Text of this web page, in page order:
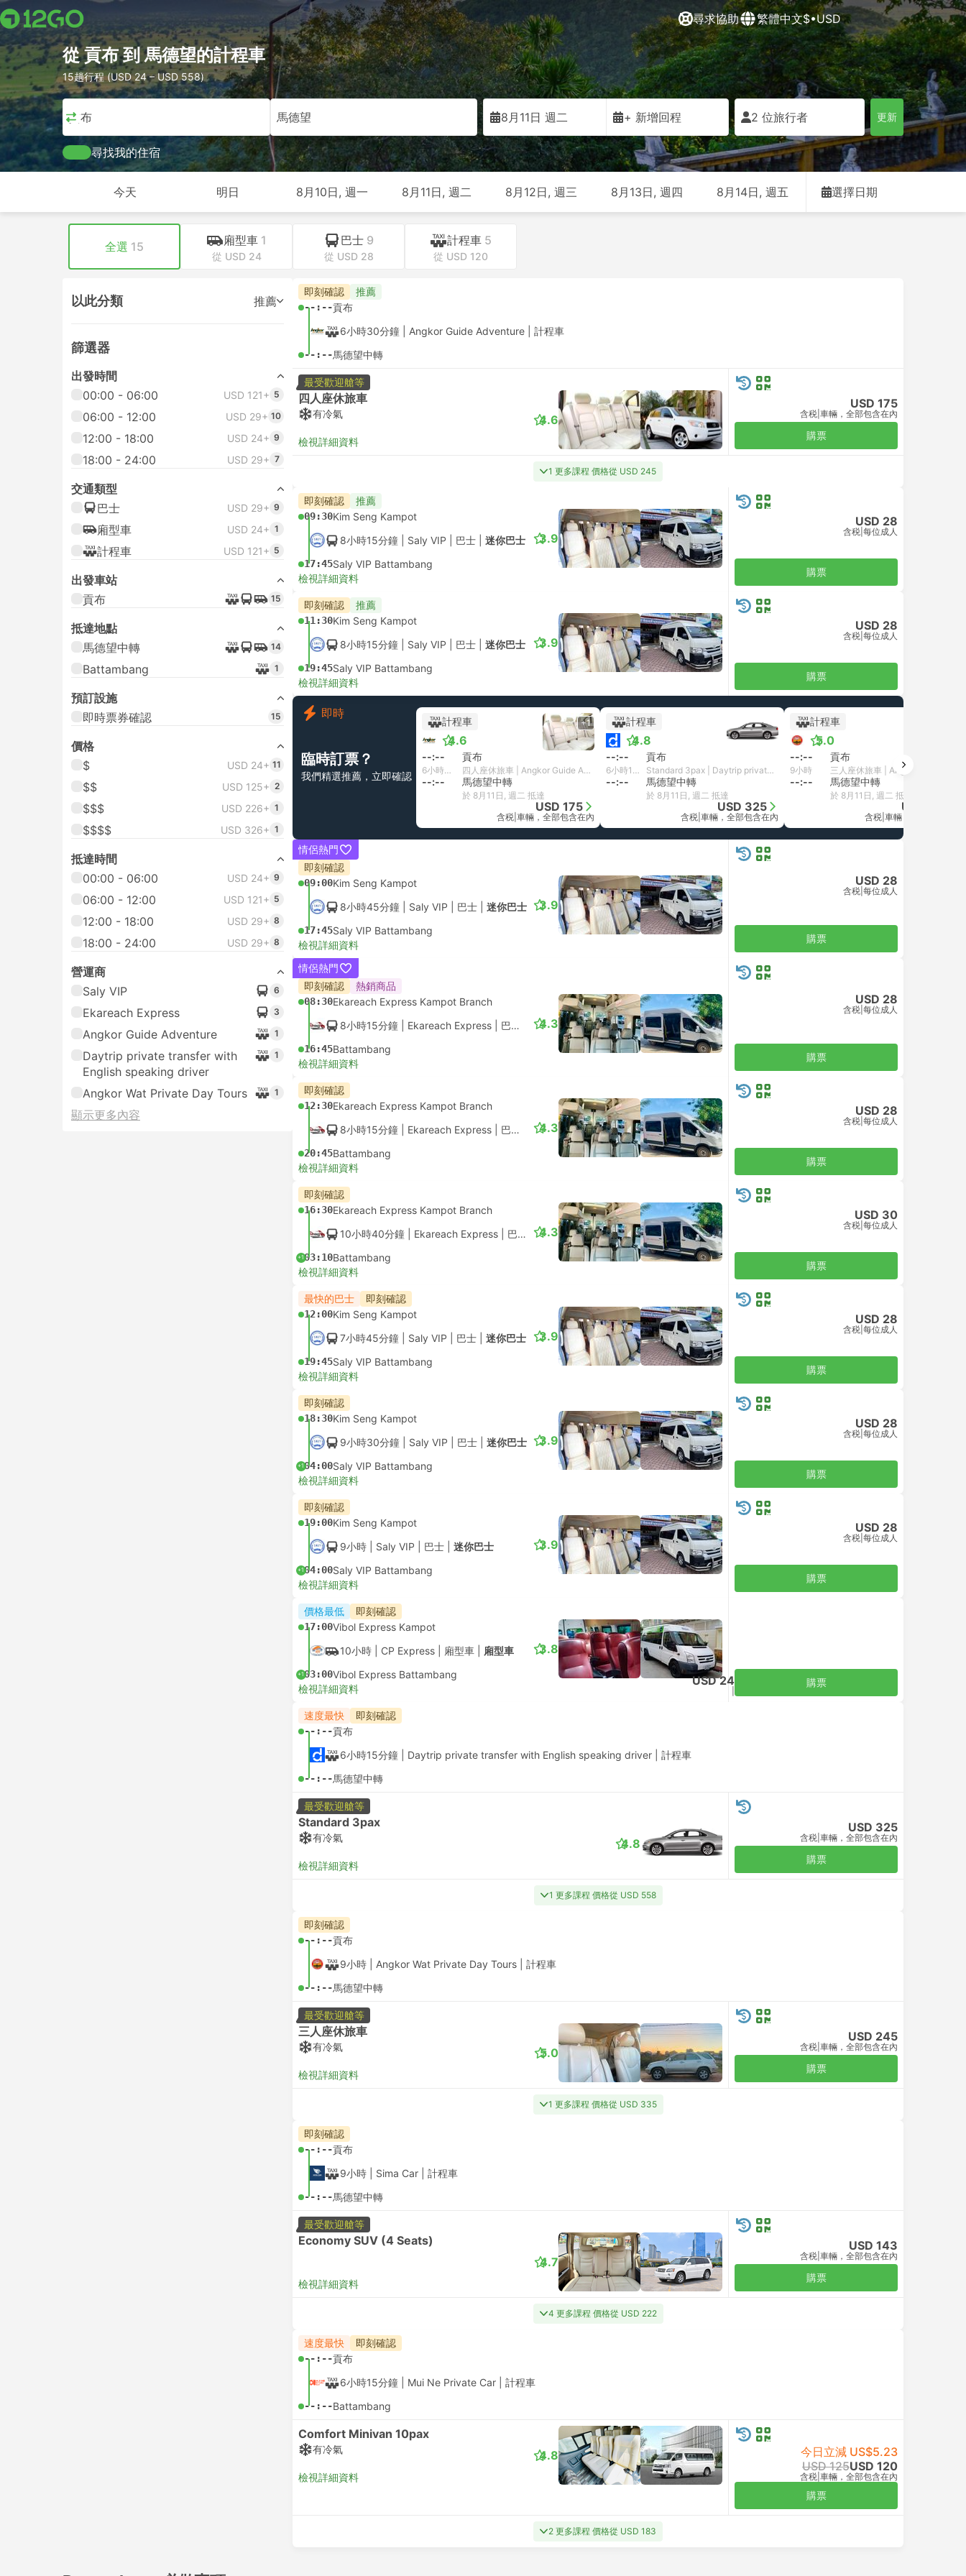
尋求協助 繁體中文$•USD
從 貢布 到 馬德望的計程車
15趟行程 (USD 24 – USD 558)
貢布 馬德望 8月11日 週二 + 新增回程 2 位旅行者 更新
尋找我的住宿
今天 明日 8月10日, 週一 8月11日, 週二 8月12日, 週三 8月13日, 週四 8月14日, 週五 選擇日期
全選 15 廂型車 1
從 USD 24
巴士 9
從 USD 28
計程車 5
從 USD 120
以此分類 推薦
篩選器
出發時間
00:00 - 06:00
USD 121+ 5
06:00 - 12:00 USD 29+ 10
12:00 - 18:00 USD 24+ 9
18:00 - 24:00 USD 29+ 7
交通類型
巴士
USD 29+ 9
廂型車 USD 24+ 1
計程車 USD 121+ 5
出發車站
貢布
15
抵達地點
馬德望中轉
14
Battambang 1
預訂設施
即時票券確認
15
價格
$
USD 24+ 11
$$ USD 125+ 2
$$$ USD 226+ 1
$$$$ USD 326+ 1
抵達時間
00:00 - 06:00
USD 24+ 9
06:00 - 12:00 USD 121+ 5
12:00 - 18:00 USD 29+ 8
18:00 - 24:00 USD 29+ 8
營運商
Saly VIP
6
Ekareach Express 3
Angkor Guide Adventure 1
Daytrip private transfer with
English speaking driver
1
Angkor Wat Private Day Tours 1
顯示更多內容
即刻確認 推薦
--:--貢布
6小時30分鐘 | Angkor Guide Adventure 計程車
--:--馬德望中轉
最受歡迎艙等
四人座休旅車
有冷氣
檢視詳細資料
4.6
USD 175
含税 車輛，全部包含在內
購票
1 更多課程 價格從 USD 245
即刻確認 推薦
09:30Kim Seng Kampot
8小時15分鐘 | Saly VIP 巴士 迷你巴士
17:45Saly VIP Battambang
3.9
檢視詳細資料
USD 28
含税 每位成人
購票
即刻確認 推薦
11:30Kim Seng Kampot
8小時15分鐘 | Saly VIP 巴士 迷你巴士
19:45Saly VIP Battambang
3.9
檢視詳細資料
USD 28
含税 每位成人
購票
即時
臨時訂票？
我們精選推薦，立即確認
計程車
4.6
+1
--:-- 貢布
6小時30分鐘 四人座休旅車 | Angkor Guide Adventure
--:-- 馬德望中轉
於 8月11日, 週二 抵達
USD 175
含税 車輛，全部包含在內
計程車
4.8
--:-- 貢布
6小時15分鐘 Standard 3pax | Daytrip private transfer with English speaking driver
--:-- 馬德望中轉
於 8月11日, 週二 抵達
USD 325
含税 車輛，全部包含在內
計程車
5.0
--:-- 貢布
9小時
--:-- 馬德望中轉
於 8月11日, 週二 抵達
USD 245
含税 車輛，全部包含在內
情侶熱門
即刻確認
09:00Kim Seng Kampot
8小時45分鐘 | Saly VIP 巴士 迷你巴士
17:45Saly VIP Battambang
3.9
檢視詳細資料
USD 28
含税 每位成人
購票
情侶熱門
即刻確認
熱銷商品
08:30Ekareach Express Kampot Branch
8小時15分鐘 | Ekareach Express 巴士 15人座小巴
16:45Battambang
4.3
檢視詳細資料
USD 28
含税 每位成人
購票
即刻確認
12:30Ekareach Express Kampot Branch
8小時15分鐘 | Ekareach Express 巴士 15人座小巴
20:45Battambang
4.3
檢視詳細資料
USD 28
含税 每位成人
購票
即刻確認
16:30Ekareach Express Kampot Branch
10小時40分鐘 | Ekareach Express 巴士 |15人座小巴
+103:10Battambang
4.3
檢視詳細資料
USD 30
含税 每位成人
購票
最快的巴士 即刻確認
12:00Kim Seng Kampot
7小時45分鐘 | Saly VIP 巴士 迷你巴士
19:45Saly VIP Battambang
3.9
檢視詳細資料
USD 28
含税 每位成人
購票
即刻確認
18:30Kim Seng Kampot
9小時30分鐘 | Saly VIP 巴士 迷你巴士
+104:00Saly VIP Battambang
3.9
檢視詳細資料
USD 28
含税 每位成人
購票
即刻確認
19:00Kim Seng Kampot
9小時 | Saly VIP 巴士 迷你巴士
+104:00Saly VIP Battambang
3.9
檢視詳細資料
USD 28
含税 每位成人
購票
價格最低 即刻確認
17:00Vibol Express Kampot
10小時 | CP Express 廂型車 廂型車
+103:00Vibol Express Battambang
3.8
檢視詳細資料
USD 24 購票
速度最快 即刻確認
--:--貢布
6小時15分鐘 | Daytrip private transfer with English speaking driver 計程車
--:--馬德望中轉
最受歡迎艙等
Standard 3pax
有冷氣
檢視詳細資料
4.8
USD 325
含税 車輛，全部包含在內
購票
1 更多課程 價格從 USD 558
即刻確認
--:--貢布
9小時 | Angkor Wat Private Day Tours 計程車
--:--馬德望中轉
最受歡迎艙等
三人座休旅車
有冷氣
檢視詳細資料
5.0
USD 245
含税 車輛，全部包含在內
購票
1 更多課程 價格從 USD 335
即刻確認
--:--貢布
9小時 | Sima Car 計程車
--:--馬德望中轉
最受歡迎艙等
Economy SUV (4 Seats)
檢視詳細資料
4.7
USD 143
含税 車輛，全部包含在內
購票
4 更多課程 價格從 USD 222
速度最快 即刻確認
--:--貢布
6小時15分鐘 | Mui Ne Private Car 計程車
--:--Battambang
Comfort Minivan 10pax
有冷氣
檢視詳細資料
4.8
今日立減 US$5.23
USD 125USD 120
含税 車輛，全部包含在內
購票
2 更多課程 價格從 USD 183